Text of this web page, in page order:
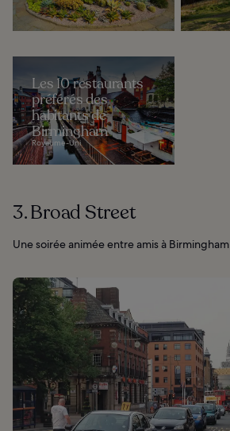
Les 10 restaurants
préférés des
habitants de
Birmingham
Royaume-Uni
3. Broad Street
Une soirée animée entre amis à Birmingham